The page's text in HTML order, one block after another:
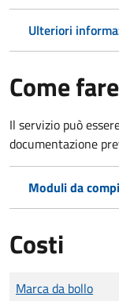
Ulteriori
Come fare
Il servizio può
documentazione
Moduli da
Costi
Tipo di pagamento
Importo
Marca da bollo